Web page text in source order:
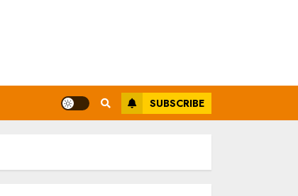
SUBSCRIBE